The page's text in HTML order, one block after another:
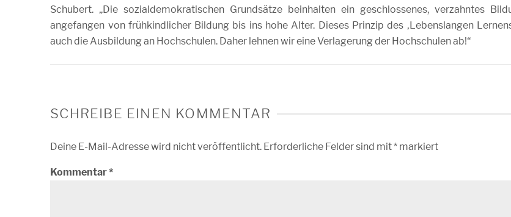
Schubert. „Die sozialdemokratischen Grundsätze beinhalten ein geschlossenes, verzahntes
angefangen von frühkindlicher Bildung bis ins hohe Alter. Dieses Prinzip des ‚Lebenslangen
auch die Ausbildung an Hochschulen. Daher lehnen wir eine Verlagerung der Hochschulen ab!“
SCHREIBE EINEN KOMMENTAR
Deine E-Mail-Adresse wird nicht veröffentlicht. Erforderliche Felder sind mit* markiert
Kommentar*